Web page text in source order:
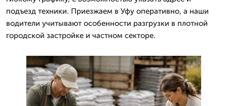
подъезд техники. Приезжаем в Уфу оперативно, а наши
водители учитывают особенности разгрузки в плотной
городской застройке и частном секторе.